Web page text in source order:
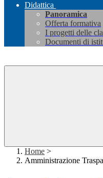
Didattica
Panoramica
Offerta formativa
I progetti delle
Documenti di
Home >
Amministrazione